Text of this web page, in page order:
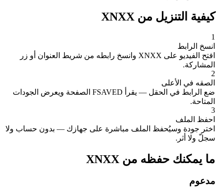
كيفية التنزيل من XNXX
1
انسخ الرابط
افتح الفيديو على XNXX وانسخ رابطه من شريط العنوان أو زر
المشاركة.
2
الصقه في الأعلى
ضع الرابط في الحقل — يقرأ FSAVED الصفحة ويعرض الجودات
المتاحة.
3
احفظ الملف
اختر جودة وسيُحفظ الملف مباشرة على جهازك — بدون حساب ولا
سجلّ ولا أثر.
ما يمكنك حفظه من XNXX
مدعوم